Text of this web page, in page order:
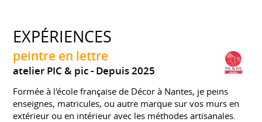
EXPÉRIENCES
peintre en lettre
atelier PIC & pic Depuis 2025
Formée à l'école française de Décor à Nantes, je peins
enseignes, matricules, ou autre marque sur vos murs en
extérieur ou en intérieur avec les méthodes artisanales.